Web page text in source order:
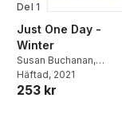
Del 1
Just One Day -
Winter
Susan Buchanan,
Wendy Janes
Häftad, 2021
253 kr